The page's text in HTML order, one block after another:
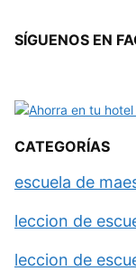
SÍGUENOS EN
CATEGORÍAS
escuela de
leccion de
leccion de